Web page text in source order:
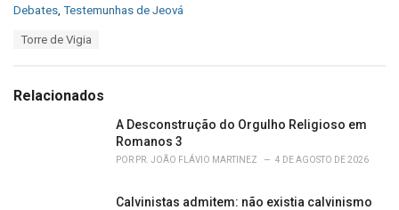
C
o
r
Debates Testemunhas de Jeová
:
Torre de Vigia
Relacionados
A Desconstrução do Orgulho Religioso em
Romanos 3
POR PR. JOÃO FLÁVIO MARTINEZ 4 DE AGOSTO DE 2026
Calvinistas admitem: não existia calvinismo